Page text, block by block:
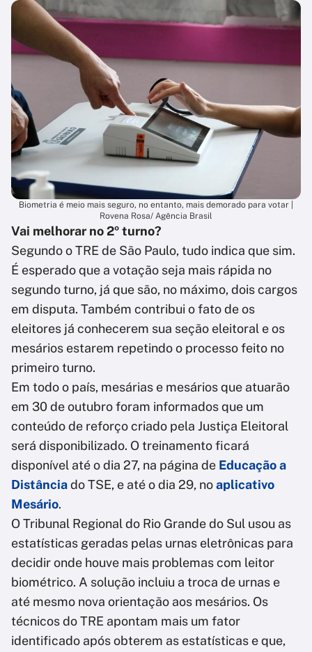
Biometria é meio mais seguro, no entanto, mais demorado para votar |
Rovena Rosa/ Agência Brasil
Vai melhorar no 2º turno?
Segundo o TRE de São Paulo, tudo indica que sim.
É esperado que a votação seja mais rápida no
segundo turno, já que são, no máximo, dois cargos
em disputa. Também contribui o fato de os
eleitores já conhecerem sua seção eleitoral e os
mesários estarem repetindo o processo feito no
primeiro turno.
Em todo o país, mesárias e mesários que atuarão
em 30 de outubro foram informados que um
conteúdo de reforço criado pela Justiça Eleitoral
será disponibilizado. O treinamento ficará
disponível até o dia 27, na página de Educação a
Distânciado TSE, e até o dia 29, noaplicativo
Mesário.
O Tribunal Regional do Rio Grande do Sul usou as
estatísticas geradas pelas urnas eletrônicas para
decidir onde houve mais problemas com leitor
biométrico. A solução incluiu a troca de urnas e
até mesmo nova orientação aos mesários. Os
técnicos do TRE apontam mais um fator
identificado após obterem as estatísticas e que,